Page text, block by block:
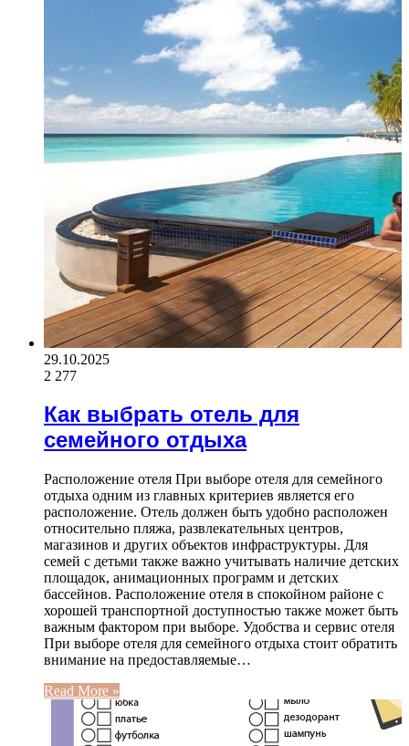
29.10.2025
2 277
Как выбрать отель для
семейного отдыха
Расположение отеля При выборе отеля для семейного
отдыха одним из главных критериев является его
расположение. Отель должен быть удобно расположен
относительно пляжа, развлекательных центров,
магазинов и других объектов инфраструктуры. Для
семей с детьми также важно учитывать наличие детских
площадок, анимационных программ и детских
бассейнов. Расположение отеля в спокойном районе с
хорошей транспортной доступностью также может быть
важным фактором при выборе. Удобства и сервис отеля
При выборе отеля для семейного отдыха стоит обратить
внимание на предоставляемые…
Read More »